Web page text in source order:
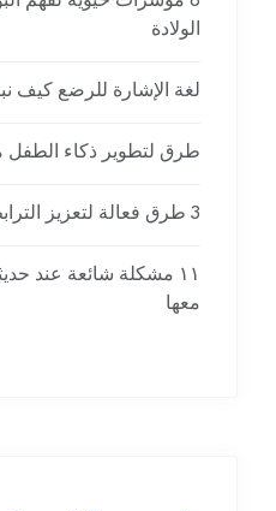
الولادة
لغة الإشارة للرضع كيف
طرق لتطوير ذكاء الطفل منذ
3 طرق فعالة لتعزيز الترابط مع الطفل
١١ مشكلة شائعة عند
معها